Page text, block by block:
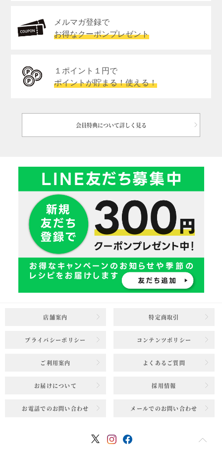
メルマガ登録で
お得なクーポンプレゼント
１ポイント１円で
ポイントが貯まる！使える！
会員特典について詳しく見る
店舗案内 特定商取引
プライバシーポリシー コンテンツポリシー
ご利用案内 よくあるご質問
お届けについて 採用情報
お電話でのお問い合わせ メールでのお問い合わせ